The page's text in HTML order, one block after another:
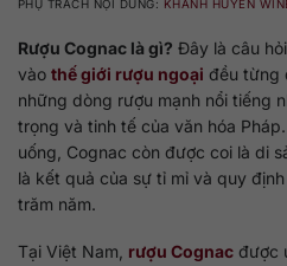
PHỤ TRÁCH NỘI DUNG: KHÁNH HUYỀN
Rượu Cognac là gì? Đây là câu
vào thế giới rượu ngoại đều từng
những dòng rượu mạnh nổi tiếng
trọng và tinh tế của văn hóa
uống, Cognac còn được coi là di
là kết quả của sự tỉ mỉ và quy
trăm năm.
Tại Việt Nam, rượu Cognac được